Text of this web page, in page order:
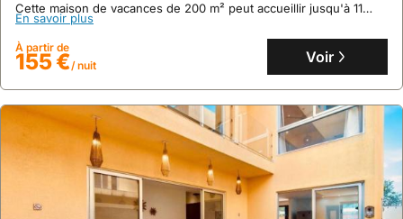
Cette maison de vacances de 200 m² peut accueillir jusqu'à 11
personnes et dispose d'une piscine extérieure, d'une cuisine
En savoir plus
À partir de
155 €/ nuit Voir